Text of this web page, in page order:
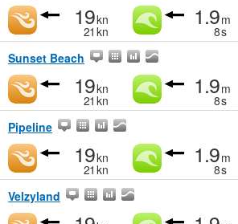
19kn
21 kn
1.9m
8s
Sunset Beach
19kn
21 kn
1.9m
8s
Pipeline
19kn
21 kn
1.9m
8s
Velzyland